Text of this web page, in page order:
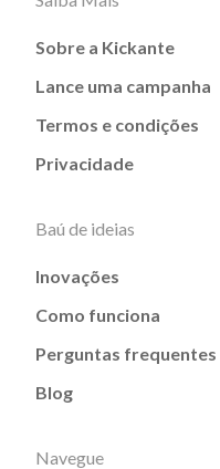
Sobre a Kickante
Lance uma campanha
Termos e condições
Privacidade
Baú de ideias
Inovações
Como funciona
Perguntas frequentes
Blog
Navegue